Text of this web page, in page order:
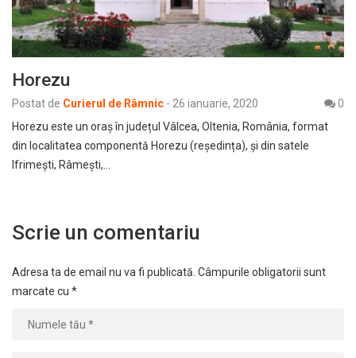
Horezu
Postat de Curierul de Râmnic - 26 ianuarie, 2020
0
Horezu este un oraș în județul Vâlcea, Oltenia, România, format
din localitatea componentă Horezu (reședința), și din satele
Ifrimești, Râmești,…
Scrie un comentariu
Adresa ta de email nu va fi publicată. Câmpurile obligatorii sunt
marcate cu *